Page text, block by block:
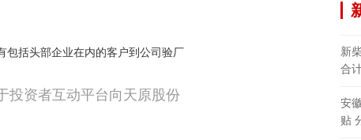
包括头部企业在内的客户到公司验厂
投资者互动平台向天原股份
新
合
安
贴